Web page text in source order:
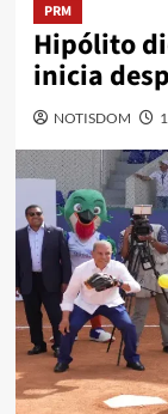
PRM
Hipólito
inicia
NOTISDOM